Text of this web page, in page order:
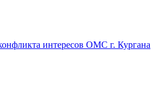
интересов ОМС г. Кургана